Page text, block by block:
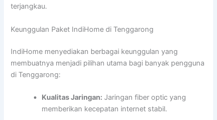
terjangkau.
Keunggulan Paket IndiHome di Tenggarong
IndiHome menyediakan berbagai keunggulan yang
membuatnya menjadi pilihan utama bagi banyak pengguna
di Tenggarong:
Kualitas Jaringan: Jaringan fiber optic yang
memberikan kecepatan internet stabil.